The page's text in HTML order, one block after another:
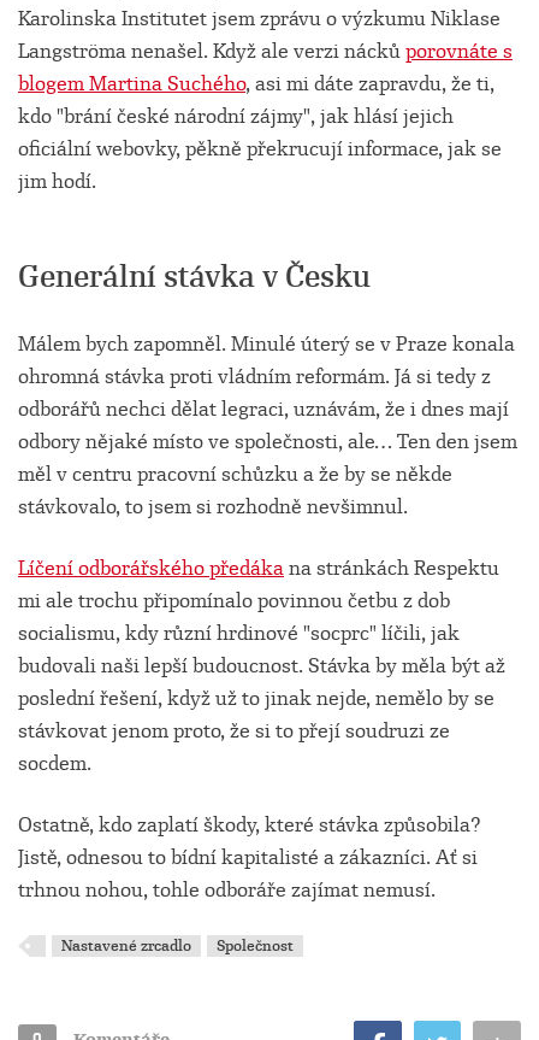
Karolinska Institutet jsem zprávu o výzkumu Niklase
Langströma nenašel. Když ale verzi náckůporovnáte s
blogem Martina Suchého, asi mi dáte zapravdu, že ti,
kdo "brání české národní zájmy", jak hlásí jejich
oficiální webovky, pěkně překrucují informace, jak se
jim hodí.
Generální stávka v Česku
Málem bych zapomněl. Minulé úterý se v Praze konala
ohromná stávka proti vládním reformám. Já si tedy z
odborářů nechci dělat legraci, uznávám, že i dnes mají
odbory nějaké místo ve společnosti, ale… Ten den jsem
měl v centru pracovní schůzku a že by se někde
stávkovalo, to jsem si rozhodně nevšimnul.
Líčení odborářského předákana stránkách Respektu
mi ale trochu připomínalo povinnou četbu z dob
socialismu, kdy různí hrdinové "socprc" líčili, jak
budovali naši lepší budoucnost. Stávka by měla být až
poslední řešení, když už to jinak nejde, nemělo by se
stávkovat jenom proto, že si to přejí soudruzi ze
socdem.
Ostatně, kdo zaplatí škody, které stávka způsobila?
Jistě, odnesou to bídní kapitalisté a zákazníci. Ať si
trhnou nohou, tohle odboráře zajímat nemusí.
Nastavené zrcadlo Společnost